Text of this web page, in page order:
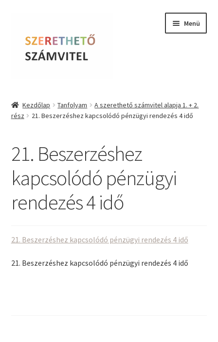
navigációhoz
tartalomba
Menü
Online kurzusok
Tudástár
Farkas Krisztina
Kezdőlap Tanfolyam
A szerethető számvitel alapja 1. + 2.
rész
21. Beszerzéshez kapcsolódó pénzügyi rendezés 4 idő
21. Beszerzéshez
kapcsolódó pénzügyi
rendezés 4 idő
21. Beszerzéshez kapcsolódó pénzügyi rendezés 4 idő
21. Beszerzéshez kapcsolódó pénzügyi rendezés 4 idő